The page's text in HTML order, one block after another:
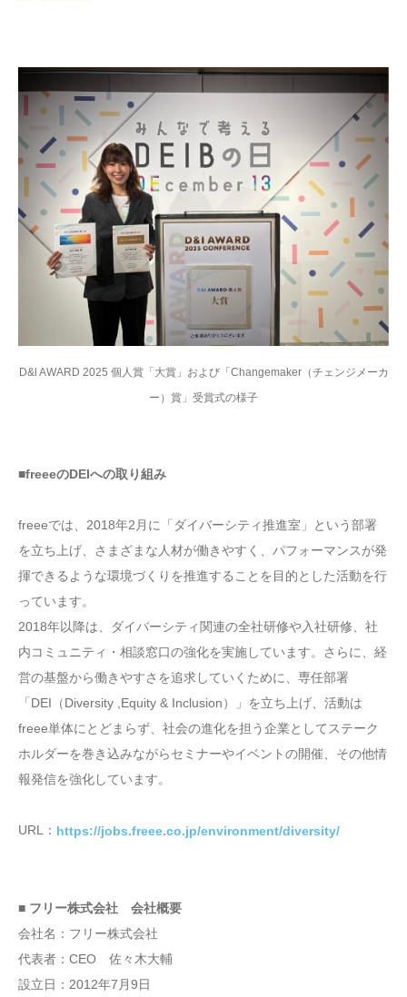
D&l AWARD 2025 個人賞「大賞」および「Changemaker（チェンジメーカ
ー）賞」受賞式の様子
■freeeのDEIへの取り組み
freeeでは、2018年2月に「ダイバーシティ推進室」という部署
を立ち上げ、さまざまな人材が働きやすく、パフォーマンスが発
揮できるような環境づくりを推進することを目的とした活動を行
っています。
2018年以降は、ダイバーシティ関連の全社研修や入社研修、社
内コミュニティ・相談窓口の強化を実施しています。さらに、経
営の基盤から働きやすさを追求していくために、専任部署
「DEI（Diversity ,Equity & Inclusion）」を立ち上げ、活動は
freee単体にとどまらず、社会の進化を担う企業としてステーク
ホルダーを巻き込みながらセミナーやイベントの開催、その他情
報発信を強化しています。
URL： https://jobs.freee.co.jp/environment/diversity/
■ フリー株式会社 会社概要
会社名：フリー株式会社
代表者：CEO 佐々木大輔
設立日：2012年7月9日